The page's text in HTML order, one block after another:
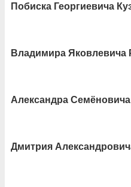
Побиска Георгиевича
Владимира Яковлевича
Александра
Дмитрия